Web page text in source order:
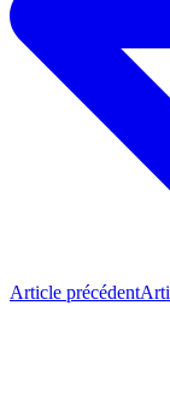
Article précédent